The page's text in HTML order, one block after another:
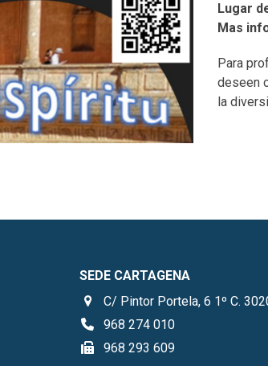
Lugar
Mas
Para
deseen
la
SEDE CARTAGENA
C/ Pintor Portela, 6 1º C.
968 274 010
968 293 609